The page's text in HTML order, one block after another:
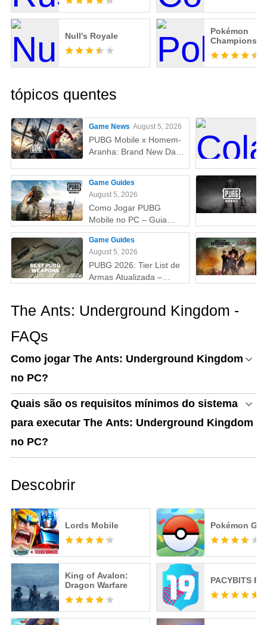
Null's Royale
Pokémon
Champions
tópicos quentes
Game News August 5, 2026
PUBG Mobile x Homem-
Aranha: Brand New Day
que você precisa saber!
Game Guides
August 5, 2026
Como Jogar PUBG
Mobile no PC – Guia
Passo a Passo com
Emulador (Atualizado
2026)
Game Guides
August 5, 2026
PUBG 2026: Tier List de
Armas Atualizada –
The Ants: Underground Kingdom -
FAQs
Como jogar The Ants: Underground Kingdom
no PC?
Quais são os requisitos mínimos do sistema
para executar The Ants: Underground Kingdom
no PC?
Descobrir
Lords Mobile Pokémon GO
King of Avalon:
Dragon Warfare
PACYBITS